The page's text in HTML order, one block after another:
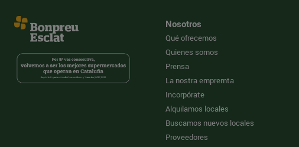
Nosotros
Qué ofrecemos
Quienes somos
Prensa
La nostra empremta
Incorpórate
Alquilamos locales
Buscamos nuevos locales
Proveedores